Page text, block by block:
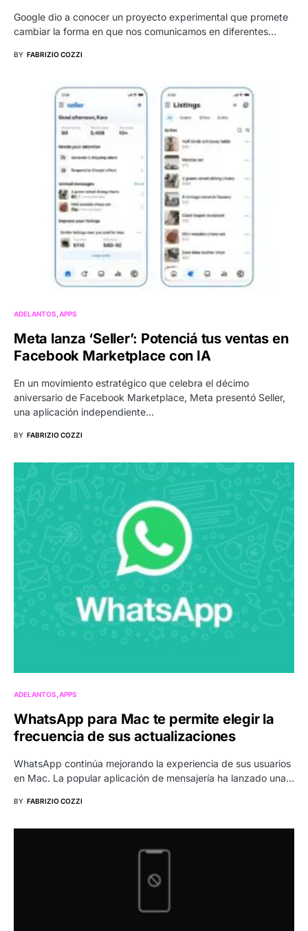
Google dio a conocer un proyecto experimental que promete
cambiar la forma en que nos comunicamos en diferentes…
BY FABRIZIO COZZI
ADELANTOS APPS
Meta lanza ‘Seller’: Potenciá tus ventas en
Facebook Marketplace con IA
En un movimiento estratégico que celebra el décimo
aniversario de Facebook Marketplace, Meta presentó Seller,
una aplicación independiente…
BY FABRIZIO COZZI
ADELANTOS APPS
WhatsApp para Mac te permite elegir la
frecuencia de sus actualizaciones
WhatsApp continúa mejorando la experiencia de sus usuarios
en Mac. La popular aplicación de mensajería ha lanzado una…
BY FABRIZIO COZZI